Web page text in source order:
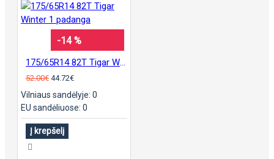
-14 %
52.00€ 44.72€
Vilniaus sandėlyje: 0
EU sandėliuose: 0
Į krepšelį